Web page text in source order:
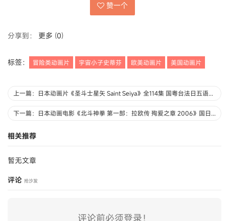
赞一个
分享到： 更多 (0)
标签： 冒险类动画片 宇宙小子史蒂芬 欧美动画片 美国动画片
上一篇：日本动画片《圣斗士星矢 Saint Seiya》全114集 国粤台法日五语中字 1080P/MP4/89.3G 动画片圣斗士星矢下载
下一篇：日本动画电影《北斗神拳 第一部：拉欧传 殉爱之章 2006》国日双语 720P/MKV/1.78G 动画片北斗神拳下载
相关推荐
暂无文章
评论 抢沙发
评论前必须登录！